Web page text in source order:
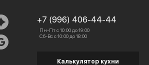
+7 (996) 406-44-44
Пн-Пт с 10:00 до 19:00
Сб-Вс с 10:00 до 18:00
Калькулятор кухни